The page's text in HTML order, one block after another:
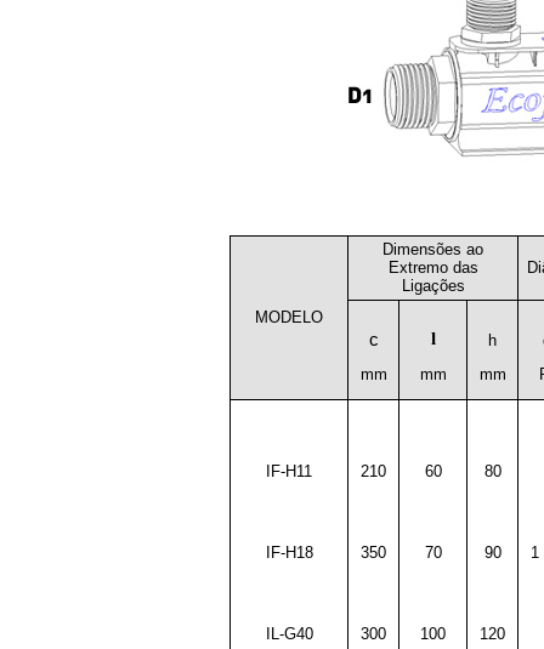
MODELO
Dimensões ao
Extremo das
Ligações
c l h
mm
mm mm
IF-H11 210 60 80
IF-H18 350 70 90 1
IL-G40 300 100 120